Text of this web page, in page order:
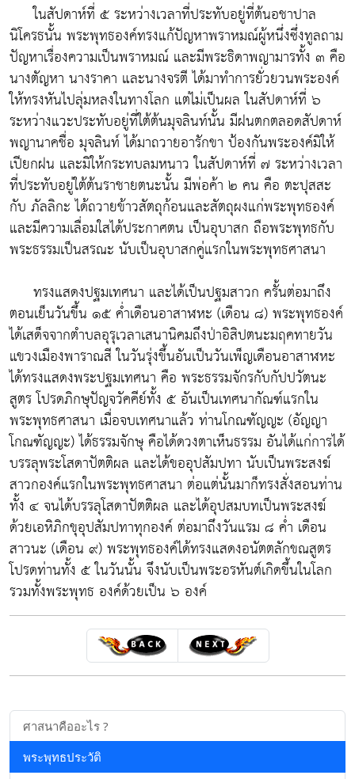
ในสัปดาห์ที่ ๕ ระหว่างเวลาที่ประทับอยู่ที่ต้นอชาปาล
นิโครธนั้น พระพุทธองค์ทรงแก้ปัญหาพราหมณ์ผู้หนึ่งซึ่งทูลถาม
ปัญหาเรื่องความเป็นพราหมณ์ และมีพระธิดาพญามารทั้ง ๓ คือ
นางตัญหา นางราคา และนางจรตี ได้มาทำการยั่วยวนพระองค์
ให้ทรงหันไปลุ่มหลงในทางโลก แต่ไม่เป็นผล ในสัปดาห์ที่ ๖
ระหว่างแวะประทับอยู่ที่ใต้ต้นมุจลินท์นั้น มีฝนตกตลอดสัปดาห์
พญานาคชื่อ มุจลินท์ ได้มาถวายอารักขา ป้องกันพระองค์มิให้
เปียกฝน และมิให้กระทบลมหนาว ในสัปดาห์ที่ ๗ ระหว่างเวลา
ที่ประทับอยู่ใต้ต้นราชายตนะนั้น มีพ่อค้า ๒ คน คือ ตะปุสสะ
กับ ภัลลิกะ ได้ถวายข้าวสัตถุก้อนและสัตถุผงแก่พระพุทธองค์
และมีความเลื่อมใสได้ประกาศตน เป็นอุบาสก ถือพระพุทธกับ
พระธรรมเป็นสรณะ นับเป็นอุบาสกคู่แรกในพระพุทธศาสนา
ทรงแสดงปฐมเทศนา และได้เป็นปฐมสาวก ครั้นต่อมาถึง
ตอนเย็นวันขึ้น ๑๕ ค่ำเดือนอาสาฬหะ (เดือน ๘) พระพุทธองค์
ได้เสด็จจากตำบลอุรุเวลาเสนานิคมถึงป่าอิสิปตนะมฤคทายวัน
แขวงเมืองพาราณสี ในวันรุ่งขึ้นอันเป็นวันเพ็ญเดือนอาสาฬหะ
ได้ทรงแสดงพระปฐมเทศนา คือ พระธรรมจักรกับกัปปวัตนะ
สูตร โปรดภิกษุปัญจวัคคีย์ทั้ง ๕ อันเป็นเทศนากัณฑ์แรกใน
พระพุทธศาสนา เมื่อจบเทศนาแล้ว ท่านโกณฑัญญะ (อัญญา
โกณฑัญญะ) ได้ธรรมจักษุ คือได้ดวงตาเห็นธรรม อันได้แก่การได้
บรรลุพระโสดาปัตติผล และได้ขออุปสัมปทา นับเป็นพระสงฆ์
สาวกองค์แรกในพระพุทธศาสนา ต่อแต่นั้นมาก็ทรงสั่งสอนท่าน
ทั้ง ๔ จนได้บรรลุโสดาปัตติผล และได้อุปสมบทเป็นพระสงฆ์
ด้วยเอหิภิกขุอุปสัมปทาทุกองค์ ต่อมาถึงวันแรม ๘ ค่ำ เดือน
สาวนะ (เดือน ๙) พระพุทธองค์ได้ทรงแสดงอนัตตลักขณสูตร
โปรดท่านทั้ง ๕ ในวันนั้น จึงนับเป็นพระอรหันต์เกิดขึ้นในโลก
รวมทั้งพระพุทธ องค์ด้วยเป็น ๖ องค์
ศาสนาคืออะไร ?
พระพุทธประวัติ